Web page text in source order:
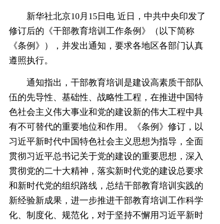
新华社北京10月15日电 近日，中共中央印发了
修订后的《干部教育培训工作条例》（以下简称
《条例》），并发出通知，要求各地区各部门认真
遵照执行。
通知指出，干部教育培训是建设高素质干部队
伍的先导性、基础性、战略性工程，在推进中国特
色社会主义伟大事业和党的建设新的伟大工程中具
有不可替代的重要地位和作用。《条例》修订，以
习近平新时代中国特色社会主义思想为指导，全面
贯彻习近平总书记关于党的建设的重要思想，深入
贯彻党的二十大精神，落实新时代党的建设总要求
和新时代党的组织路线，总结干部教育培训实践的
新经验新成果，进一步推进干部教育培训工作科学
化、制度化、规范化，对于坚持不懈用习近平新时